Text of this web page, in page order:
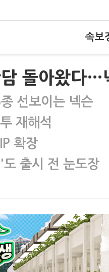
속보
돌아왔다…
선보이는 넥슨
재해석
확장
출시 전 눈도장